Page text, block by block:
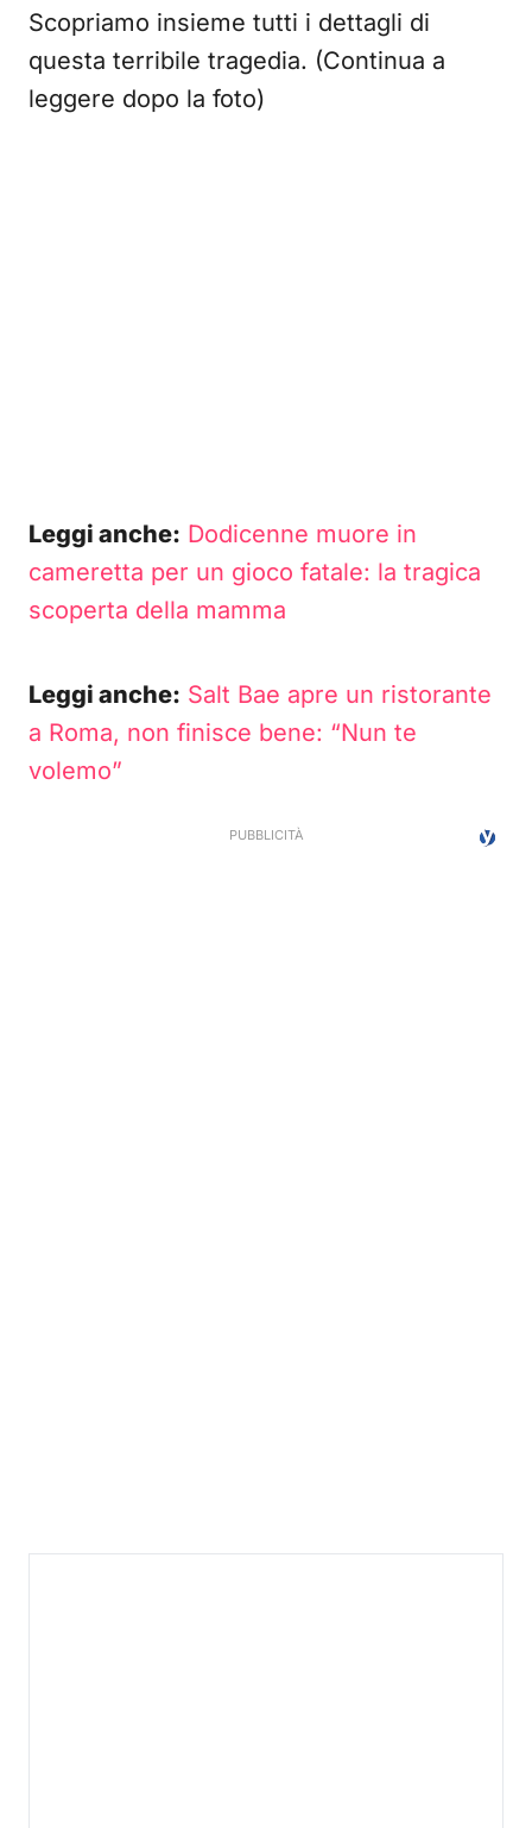
Scopriamo insieme tutti i dettagli di
questa terribile tragedia. (Continua a
leggere dopo la foto)
Leggi anche: Dodicenne muore in
cameretta per un gioco fatale: la tragica
scoperta della mamma
Leggi anche: Salt Bae apre un ristorante
a Roma, non finisce bene: “Nun te
volemo”